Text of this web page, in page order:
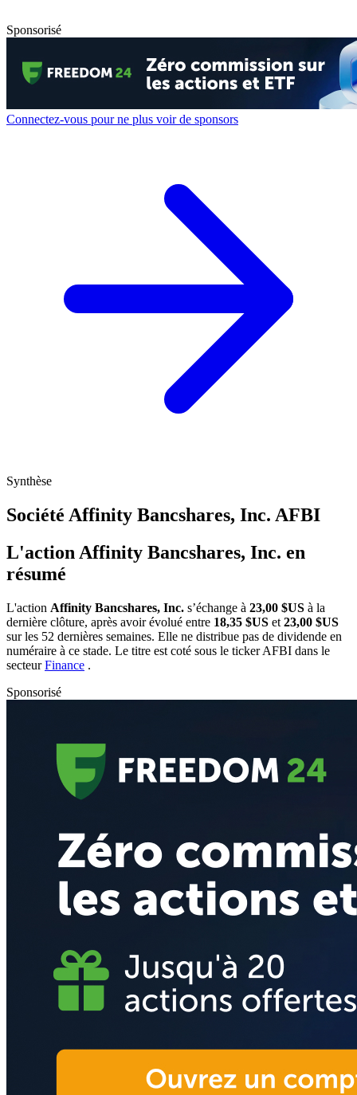
Sponsorisé
Connectez-vous pour ne plus voir de sponsors
Synthèse
Société Affinity Bancshares, Inc. AFBI
L'action Affinity Bancshares, Inc. en
résumé
L'action Affinity Bancshares, Inc. s’échange à 23,00 $US à la
dernière clôture, après avoir évolué entre 18,35 $US et 23,00 $US
sur les 52 dernières semaines. Elle ne distribue pas de dividende en
numéraire à ce stade. Le titre est coté sous le tickerAFBI dans le
secteurFinance .
Sponsorisé